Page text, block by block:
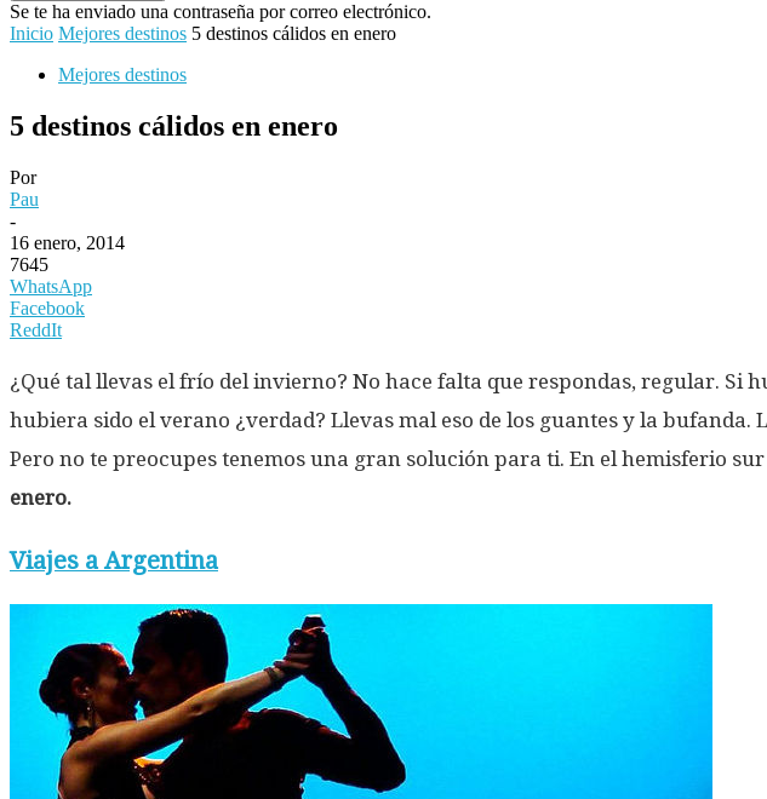
Se te ha enviado una contraseña por correo electrónico.
Inicio Mejores destinos 5 destinos cálidos en enero
Mejores destinos
5 destinos cálidos en enero
Por
Pau
-
16 enero, 2014
7645
WhatsApp
Facebook
ReddIt
¿Qué tal llevas el frío del invierno? No hace falta que respondas, regular.
hubiera sido el verano ¿verdad? Llevas mal eso de los guantes y la bufanda.
Pero no te preocupes tenemos una gran solución para ti. En el hemisferio
enero.
Viajes a Argentina